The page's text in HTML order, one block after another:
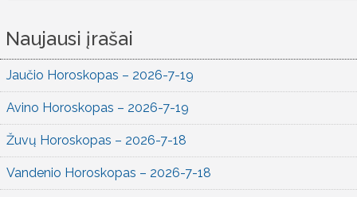
Naujausi įrašai
Jaučio Horoskopas – 2026-7-19
Avino Horoskopas – 2026-7-19
Žuvų Horoskopas – 2026-7-18
Vandenio Horoskopas – 2026-7-18